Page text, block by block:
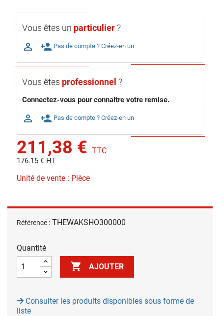
Vous êtes un particulier?
 person_add Pas de compte ? Créez-en un
Vous êtes professionnel ?
Connectez-vous pour connaitre votre remise.
 person_add Pas de compte ? Créez-en un
211,38 € TTC
176.15 € HT
Unité de vente : Pièce
Référence : THEWAKSHO300000
Quantité
 AJOUTER
Consulter les produits disponibles sous forme de
liste